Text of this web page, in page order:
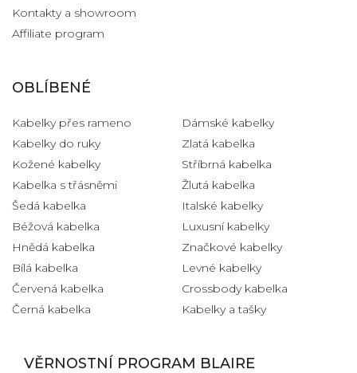
Kontakty a showroom
Affiliate program
OBLÍBENÉ
Kabelky přes rameno
Kabelky do ruky
Kožené kabelky
Kabelka s třásněmi
Šedá kabelka
Béžová kabelka
Hnědá kabelka
Bílá kabelka
Červená kabelka
Černá kabelka
Dámské kabelky
Zlatá kabelka
Stříbrná kabelka
Žlutá kabelka
Italské kabelky
Luxusní kabelky
Značkové kabelky
Levné kabelky
Crossbody kabelka
Kabelky a tašky
VĚRNOSTNÍ PROGRAM BLAIRE